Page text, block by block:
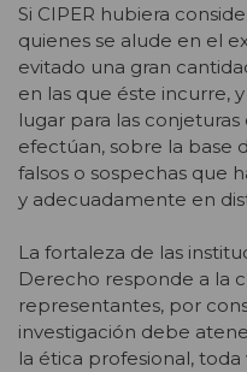
Si CIPER hubiera
quienes se alude en el
evitado una gran
en las que éste incurre,
lugar para las
efectúan, sobre la base
falsos o sospechas que
y adecuadamente en
La fortaleza de las
Derecho responde a la
representantes, por
investigación debe
la ética profesional,